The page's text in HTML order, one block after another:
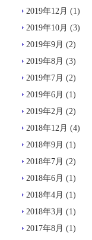
2019年12月 (1)
2019年10月 (3)
2019年9月 (2)
2019年8月 (3)
2019年7月 (2)
2019年6月 (1)
2019年2月 (2)
2018年12月 (4)
2018年9月 (1)
2018年7月 (2)
2018年6月 (1)
2018年4月 (1)
2018年3月 (1)
2017年8月 (1)